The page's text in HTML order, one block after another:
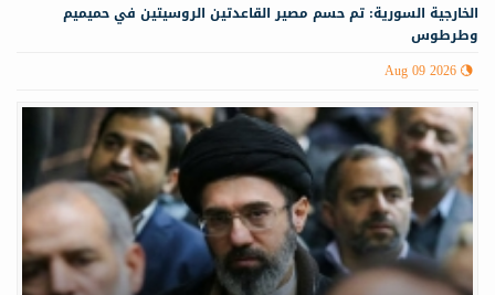
الخارجية السورية: تم حسم مصير القاعدتين الروسيتين في حميميم
وطرطوس
Aug 09 2026